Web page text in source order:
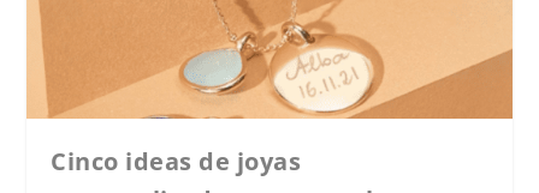
Cinco ideas de joyas